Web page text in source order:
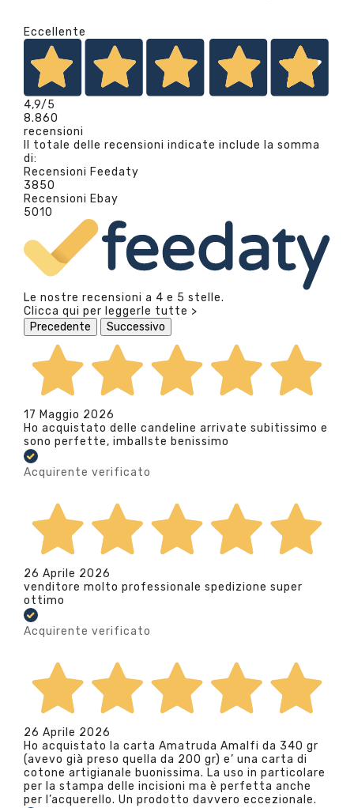
Eccellente
4,9/5
8.860
recensioni
Il totale delle recensioni indicate include la somma
di:
Recensioni Feedaty
3850
Recensioni Ebay
5010
Le nostre recensioni a 4 e 5 stelle.
Clicca qui per leggerle tutte >
Precedente
Successivo
17 Maggio 2026
Ho acquistato delle candeline arrivate subitissimo e
sono perfette, imballste benissimo
Acquirente verificato
26 Aprile 2026
venditore molto professionale spedizione super
ottimo
Acquirente verificato
26 Aprile 2026
Ho acquistato la carta Amatruda Amalfi da 340 gr
(avevo già preso quella da 200 gr) e’ una carta di
cotone artigianale buonissima. La uso in particolare
per la stampa delle incisioni ma è perfetta anche
per l’acquerello. Un prodotto davvero eccezionale.